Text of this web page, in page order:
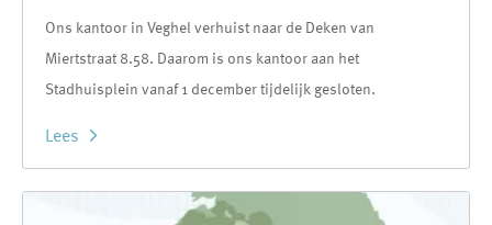
Ons kantoor in Veghel verhuist naar de Deken van
Miertstraat 8.58. Daarom is ons kantoor aan het
Stadhuisplein vanaf 1 december tijdelijk gesloten.
Lees